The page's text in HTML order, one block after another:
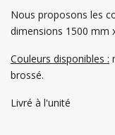
Nous proposons les
dimensions 1500 mm
Couleurs disponibles :
brossé.
Livré à l'unité